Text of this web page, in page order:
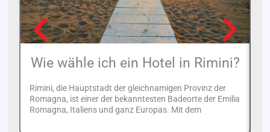
Wie wähle ich ein Hotel in Rimini?
Rimini, die Hauptstadt der gleichnamigen Provinz der
Romagna, ist einer der bekanntesten Badeorte der Emilia
Romagna, Italiens und ganz Europas. Mit dem